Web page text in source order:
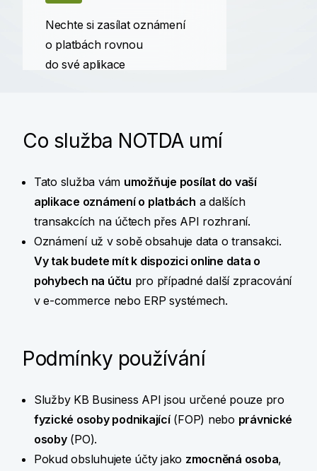
Nechte si zasílat oznámení
o platbách rovnou
do své aplikace
Co služba NOTDA umí
Tato služba vám umožňuje posílat do vaší
aplikace oznámení o platbách adalších
transakcích naúčtech přes API rozhraní.
Oznámení už vsobě obsahuje data o transakci.
Vy tak budete mít k dispozici online data o
pohybech na účtu pro případné další zpracování
ve-commerce nebo ERP systémech.
Podmínky používání
Služby KB Business API jsou určené pouze pro
fyzické osoby podnikající(FOP) nebo právnické
osoby(PO).
Pokud obsluhujete účty jako zmocněná osoba,